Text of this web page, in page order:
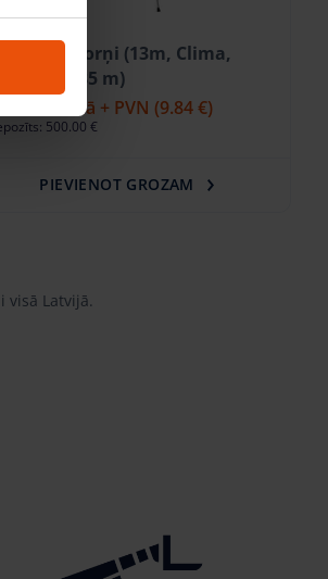
torņi (13m, Clima,
0.85 m)
/dienā + PVN (9.84 €)
500.00 €
PIEVIENOT GROZAM
Latvijā.